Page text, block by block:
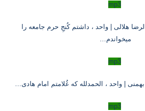
mp3
هلالی | واحد ، داشتم کُنجِ حرم جامعه را
میخواندم…
mp3
| واحد ، الحمدلله که غُلامتم امام هادی…
mp3